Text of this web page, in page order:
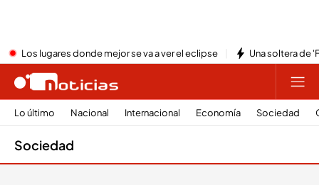
Los lugares donde mejor se va a ver el eclipse Una soltera de
Lo último Nacional Internacional Economía Sociedad
Sociedad